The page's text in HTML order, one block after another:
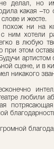
делал, но
какая
и жесте.
ни на
ним хотели
в любую
при этом
артистом
сцене, и в
никакого
любили